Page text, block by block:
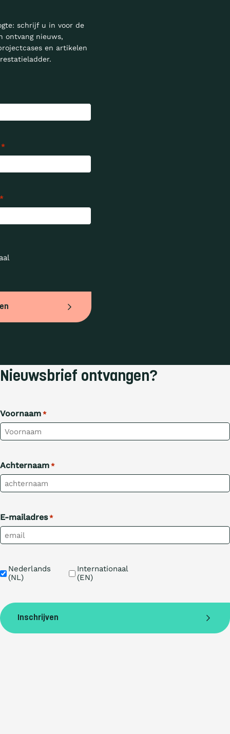
schrijf u in voor de
ontvang nieuws,
en artikelen
*
Nieuwsbrief ontvangen?
Voornaam *
Achternaam *
E-mailadres *
TaalNederlands
(NL)
Internationaal
(EN)
Inschrijven